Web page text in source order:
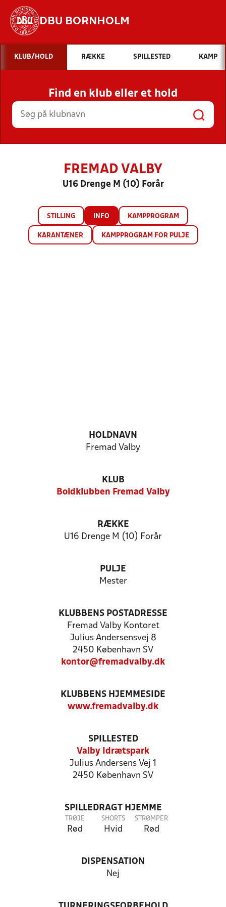
DBU BORNHOLM
Hvad vil du søge efter?
INDHOLD OG NYHEDER
STILLINGER, RESULTATER, KLUBBER OG
HOLD
KLUB/HOLD RÆKKE SPILLESTED KAMP
Find en klub eller et hold
FREMAD VALBY
U16 Drenge M (10) Forår
STILLING INFO KAMPPROGRAM
KARANTÆNER KAMPPROGRAM FOR PULJE
HOLDNAVN
Fremad Valby
KLUB
Boldklubben Fremad Valby
RÆKKE
U16 Drenge M (10) Forår
PULJE
Mester
KLUBBENS POSTADRESSE
Fremad Valby Kontoret
Julius Andersensvej 8
2450 København SV
kontor@fremadvalby.dk
KLUBBENS HJEMMESIDE
www.fremadvalby.dk
SPILLESTED
Valby Idrætspark
Julius Andersens Vej 1
2450 København SV
SPILLEDRAGT HJEMME
TRØJE
Rød
SHORTS
Hvid
STRØMPER
Rød
DISPENSATION
Nej